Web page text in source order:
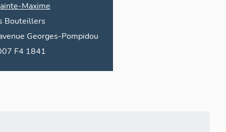
Maxime
Bouteillers
Georges-Pompidou
2007 F4 1841